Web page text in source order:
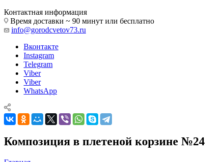
Контактная информация
Время доставки ~ 90 минут или бесплатно
info@gorodcvetov73.ru
Вконтакте
Instagram
Telegram
Viber
Viber
WhatsApp
Композиция в плетеной корзине №24